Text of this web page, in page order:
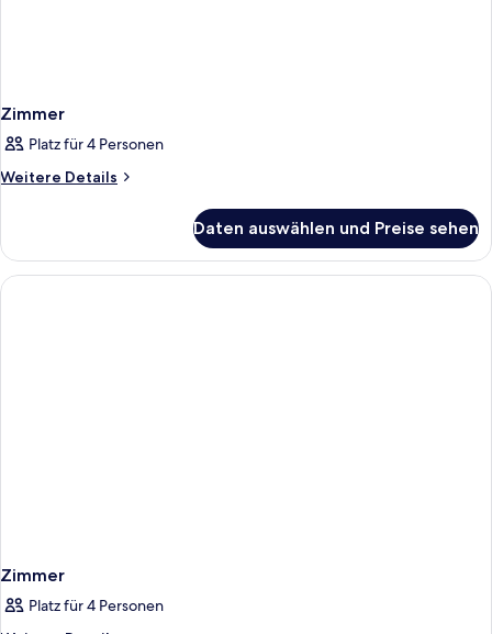
Zimmer
Platz für 4 Personen
Weitere Details
Weitere
Daten auswählen und Preise sehen
Zimmer
Platz für 4 Personen